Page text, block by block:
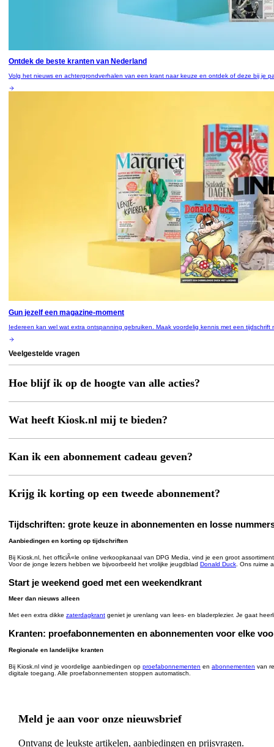
Ontdek de beste kranten van Nederland
Volg het nieuws en achtergrondverhalen van een krant naar keuze en ontdek of deze bij je
Gun jezelf een magazine-moment
Iedereen kan wel wat extra ontspanning gebruiken. Maak voordelig kennis met een tijdschrift
Veelgestelde vragen
Hoe blijf ik op de hoogte van alle acties?
Wat heeft Kiosk.nl mij te bieden?
Kan ik een abonnement cadeau geven?
Krijg ik korting op een tweede abonnement?
Tijdschriften: grote keuze in abonnementen en losse
Aanbiedingen en korting op tijdschriften
Bij Kiosk.nl, het officiÃ«le online verkoopkanaal van DPG Media, vind je een groot
Voor de jonge lezers hebben we bijvoorbeeld het vrolijke jeugdblad Donald Duck . Ons ruime
Start je weekend goed met een weekendkrant
Meer dan nieuws alleen
Met een extra dikke zaterdagkrant geniet je urenlang van lees- en bladerplezier. Je gaat
Kranten: proefabonnementen en abonnementen voor elke
Regionale en landelijke kranten
Bij Kiosk.nl vind je voordelige aanbiedingen op proefabonnementen en abonnementen van
digitale toegang. Alle proefabonnementen stoppen automatisch.
Meld je aan voor onze nieuwsbrief
Ontvang de leukste artikelen, aanbiedingen en prijsvragen.